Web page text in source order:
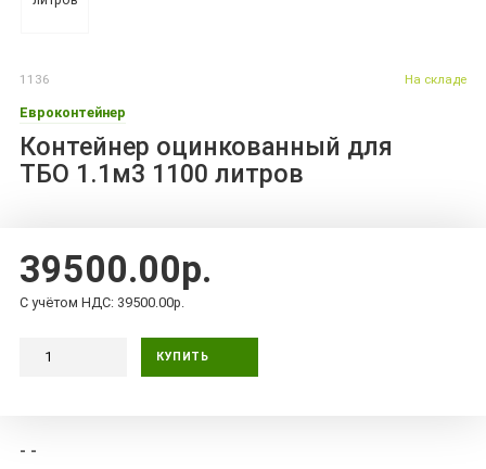
1136
Евроконтейнер
Контейнер оцинкованный для
ТБО 1.1м3 1100 литров
На складе
39500.00р.
С учётом НДС: 39500.00р.
КУПИТЬ
- -